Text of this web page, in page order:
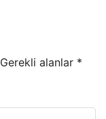
Gerekli alanlar *